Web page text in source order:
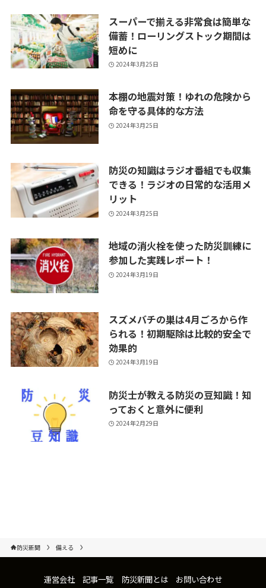
スーパーで揃える非常食は簡単な
備蓄！ローリングストック期間は
短めに
2024年3月25日
本棚の地震対策！ゆれの危険から
命を守る具体的な方法
2024年3月25日
防災の知識はラジオ番組でも収集
できる！ラジオの日常的な活用メ
リット
2024年3月25日
地域の消火栓を使った防災訓練に
参加した実践レポート！
2024年3月19日
スズメバチの巣は4月ごろから作
られる！初期駆除は比較的安全で
効果的
2024年3月19日
防災士が教える防災の豆知識！知
っておくと意外に便利
2024年2月29日
防災新聞 備える
運営会社 記事一覧 防災新聞とは お問い合わせ